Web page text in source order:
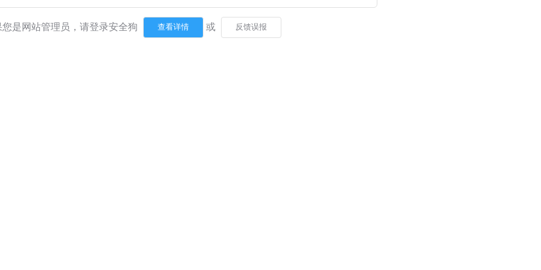
您是网站管理员，请登录安全狗 或